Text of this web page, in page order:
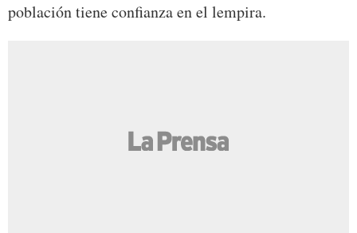
población tiene confianza en el lempira.